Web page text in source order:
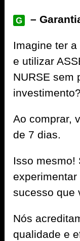
G –
Imagine ter
e utilizar
NURSE sem
investimento?
Ao comprar,
de 7 dias.
Isso mesmo!
sucesso que
Nós
qualidade e